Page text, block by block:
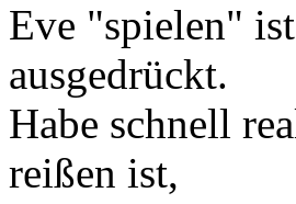
Eve "spielen"
ausgedrückt.
Habe schnell
reißen ist,